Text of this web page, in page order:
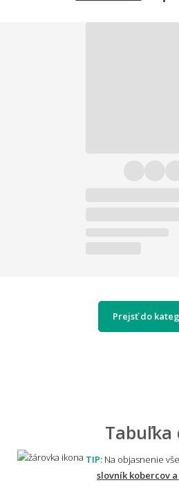
Prejsť do
Tabuľka
TIP: Na objasnenie
slovník kobercov